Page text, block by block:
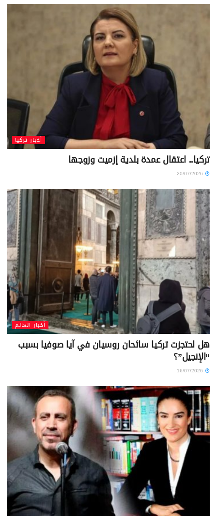
أخبار تركيا
تركيا.. اعتقال عمدة بلدية إزميت وزوجها
أخبار العالم
هل احتجزت تركيا سائحان روسيان في آيا صوفيا بسبب
“الإنجيل”؟